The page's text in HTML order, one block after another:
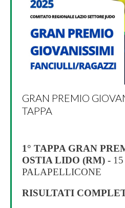
GRAN PREMIO
TAPPA
1° TAPPA GRAN
OSTIA LIDO (RM) -
PALAPELLICONE
RISULTATI